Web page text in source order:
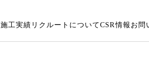
施工実績 リクルートについてCSR情報 お問